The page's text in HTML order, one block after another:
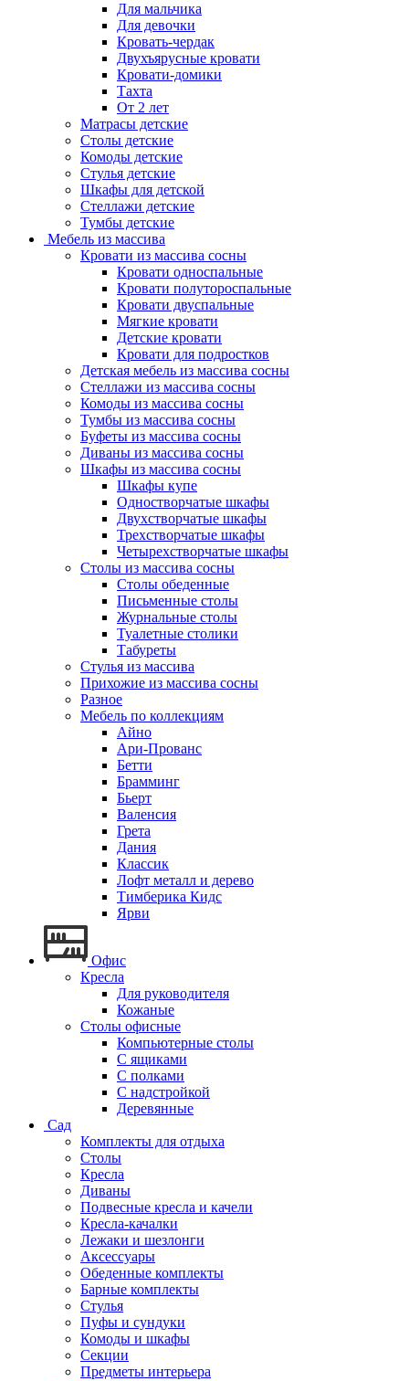
Для мальчика
Для девочки
Кровать-чердак
Двухъярусные кровати
Кровати-домики
Тахта
От 2 лет
Матрасы детские
Столы детские
Комоды детские
Стулья детские
Шкафы для детской
Стеллажи детские
Тумбы детские
Мебель из массива
Кровати из массива сосны
Кровати односпальные
Кровати полутороспальные
Кровати двуспальные
Мягкие кровати
Детские кровати
Кровати для подростков
Детская мебель из массива сосны
Стеллажи из массива сосны
Комоды из массива сосны
Тумбы из массива сосны
Буфеты из массива сосны
Диваны из массива сосны
Шкафы из массива сосны
Шкафы купе
Одностворчатые шкафы
Двухстворчатые шкафы
Трехстворчатые шкафы
Четырехстворчатые шкафы
Столы из массива сосны
Столы обеденные
Письменные столы
Журнальные столы
Туалетные столики
Табуреты
Стулья из массива
Прихожие из массива сосны
Разное
Мебель по коллекциям
Айно
Ари-Прованс
Бетти
Брамминг
Бьерт
Валенсия
Грета
Дания
Классик
Лофт металл и дерево
Тимберика Кидс
Ярви
Офис
Кресла
Для руководителя
Кожаные
Столы офисные
Компьютерные столы
С ящиками
С полками
С надстройкой
Деревянные
Сад
Комплекты для отдыха
Столы
Кресла
Диваны
Подвесные кресла и качели
Кресла-качалки
Лежаки и шезлонги
Аксессуары
Обеденные комплекты
Барные комплекты
Стулья
Пуфы и сундуки
Комоды и шкафы
Секции
Предметы интерьера